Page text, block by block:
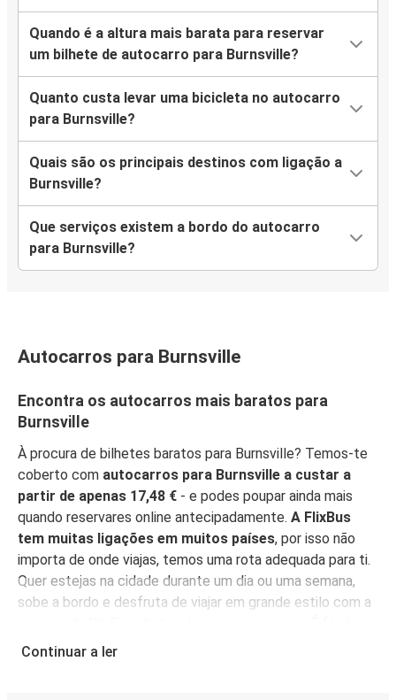
Quando é a altura mais barata para reservar
um bilhete de autocarro para Burnsville?
Quanto custa levar uma bicicleta no autocarro
para Burnsville?
Quais são os principais destinos com ligação a
Burnsville?
Que serviços existem a bordo do autocarro
para Burnsville?
Autocarros para Burnsville
Encontra os autocarros mais baratos para
Burnsville
À procura de bilhetes baratos para Burnsville? Temos-te
coberto com autocarros para Burnsville a custar a
partir de apenas 17,48 € - e podes poupar ainda mais
quando reservares online antecipadamente. A FlixBus
tem muitas ligações em muitos países, por isso não
importa de onde viajas, temos uma rota adequada para ti.
Quer estejas na cidade durante um dia ou uma semana,
sobe a bordo e desfruta de viajar em grande estilo com a
reservar o teu bilhete, com opções de compra acessíveis
Continuar a ler